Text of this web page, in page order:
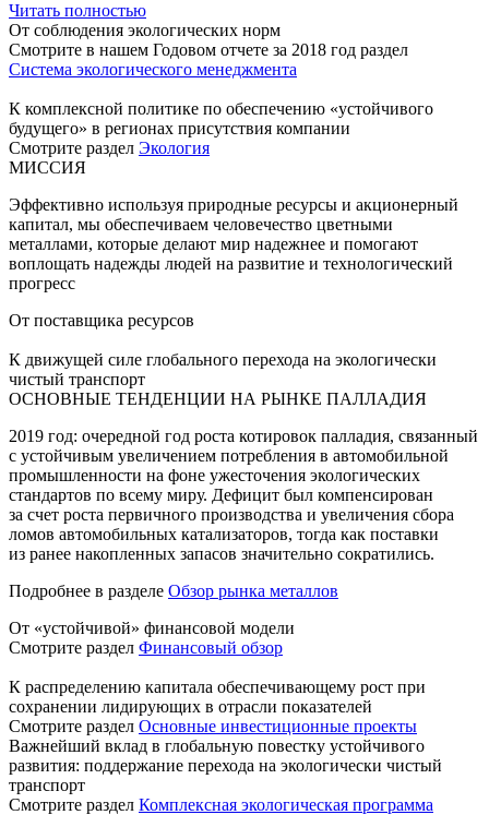
Читать полностью
От соблюдения экологических норм
Смотрите в нашем Годовом отчете за 2018 год раздел
Система экологического менеджмента
К комплексной политике по обеспечению «устойчивого
будущего» в регионах присутствия компании
Смотрите раздел Экология
МИССИЯ
Эффективно используя природные ресурсы и акционерный
капитал, мы обеспечиваем человечество цветными
металлами, которые делают мир надежнее и помогают
воплощать надежды людей на развитие и технологический
прогресс
От поставщика ресурсов
К движущей силе глобального перехода на экологически
чистый транспорт
ОСНОВНЫЕ ТЕНДЕНЦИИ НА РЫНКЕ ПАЛЛАДИЯ
2019 год: очередной год роста котировок палладия, связанный
с устойчивым увеличением потребления в автомобильной
промышленности на фоне ужесточения экологических
стандартов по всему миру. Дефицит был компенсирован
за счет роста первичного производства и увеличения сбора
ломов автомобильных катализаторов, тогда как поставки
из ранее накопленных запасов значительно сократились.
Подробнее в разделе Обзор рынка металлов
От «устойчивой» финансовой модели
Смотрите раздел Финансовый обзор
К распределению капитала обеспечивающему рост при
сохранении лидирующих в отрасли показателей
Смотрите раздел Основные инвестиционные проекты
Важнейший вклад в глобальную повестку устойчивого
развития: поддержание перехода на экологически чистый
транспорт
Смотрите раздел Комплексная экологическая программа